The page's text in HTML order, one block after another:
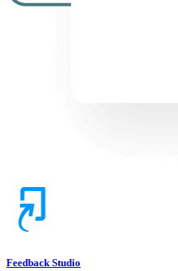
Feedback Studio